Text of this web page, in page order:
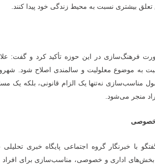
بیشتری نسبت به محیط زندگی خود پیدا کنند.
فرهنگ‌سازی در این حوزه تأکید کرد و گفت:
به موضوع معلولیت و سالمندی اصلاح شود.
مناسب‌سازی نه‌تنها یک الزام قانونی، بلکه یک
منجر می‌شود.
خصوصی
با خبرنگار گروه اجتماعی پایگاه خبری تحلیلی
بخش‌های اداری و خصوصی، مناسب‌سازی برای افراد